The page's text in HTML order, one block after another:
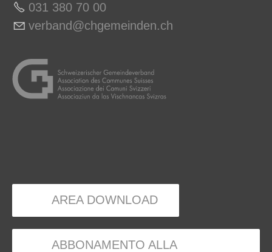
031 380 70 00
v rb nd chg m nd n ch
AREA DOWNLOAD
ABBONAMENTO ALLA